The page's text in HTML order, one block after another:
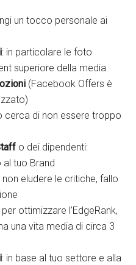
un tocco personale ai
: in particolare le foto
superiore della media
(Facebook Offers è
cerca di non essere troppo
o dei dipendenti:
tuo Brand
non eludere le critiche, fallo
per ottimizzare l’EdgeRank,
una vita media di circa 3
: in base al tuo settore e alla